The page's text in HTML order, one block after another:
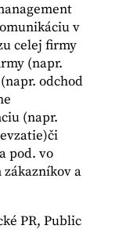
v
celej firmy
(napr.
odchod
(napr.
pod. vo
a
PR, Public